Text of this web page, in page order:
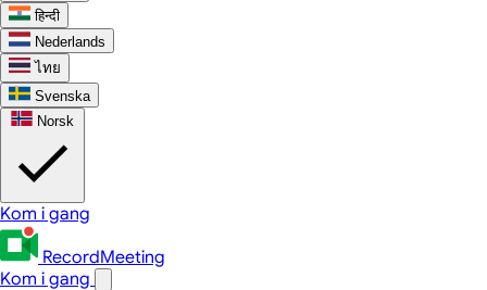
हिन्दी
Nederlands
ไทย
Svenska
Norsk
Kom i gang
RecordMeeting
Kom i gang